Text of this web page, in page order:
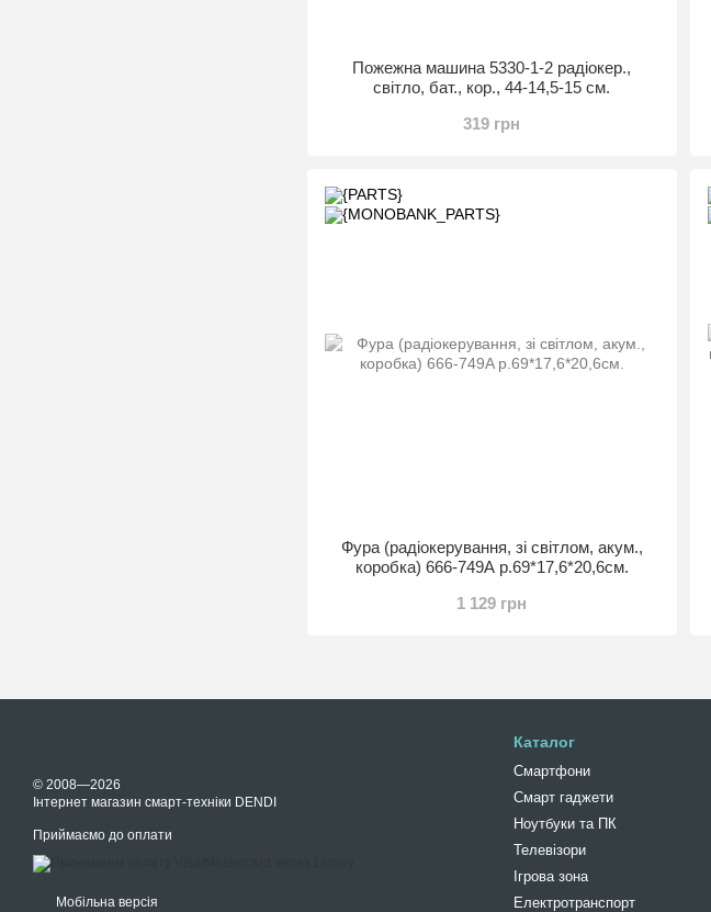
Пожежна машина 5330-1-2 радіокер.,
світло, бат., кор., 44-14,5-15 см.
319 грн
Фура (радіокерування, зі світлом, акум.,
коробка) 666-749A р.69*17,6*20,6см.
1 129 грн
© 2008—2026
Інтернет магазин смарт-техніки DENDI
Приймаємо до оплати
Мобільна версія
Каталог
Смартфони
Смарт гаджети
Ноутбуки та ПК
Телевізори
Ігрова зона
Електротранспорт